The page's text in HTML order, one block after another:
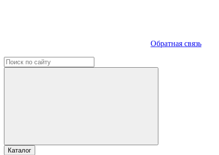
Обратная связь
Каталог